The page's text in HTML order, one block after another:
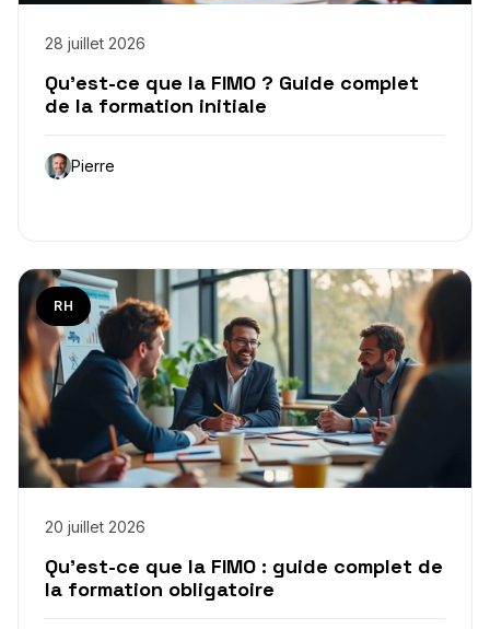
28 juillet 2026
Qu’est-ce que la FIMO ? Guide complet
de la formation initiale
Pierre
RH
20 juillet 2026
Qu’est-ce que la FIMO : guide complet de
la formation obligatoire